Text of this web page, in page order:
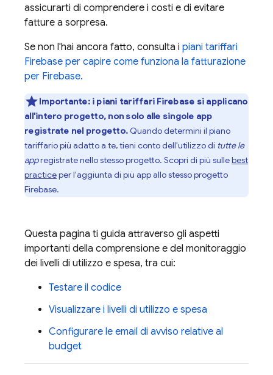
assicurarti di comprendere i costi e di evitare
fatture a sorpresa.
Se non l'hai ancora fatto, consulta i piani tariffari
Firebase per capire come funziona la fatturazione
per Firebase.
Importante: i piani tariffari Firebase si applicano
all'intero progetto, non solo alle singole app
registrate nel progetto.Quando determini il piano
tariffario più adatto a te, tieni conto dell'utilizzo di tutte le
appregistrate nello stesso progetto. Scopri di più sullebest
practiceper l'aggiunta di più app allo stesso progetto
Firebase.
Questa pagina ti guida attraverso gli aspetti
importanti della comprensione e del monitoraggio
dei livelli di utilizzo e spesa, tra cui:
Testare il codice
Visualizzare i livelli di utilizzo e spesa
Configurare le email di avviso relative al
budget